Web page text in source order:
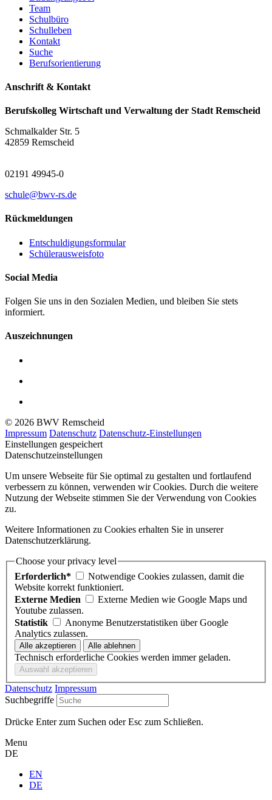
Team
Schulbüro
Schulleben
Kontakt
Suche
Berufsorientierung
Anschrift & Kontakt
Berufskolleg Wirtschaft und Verwaltung der Stadt Remscheid
Schmalkalder Str. 5
42859 Remscheid
02191 49945-0
schule@bwv-rs.de
Rückmeldungen
Entschuldigungsformular
Schülerausweisfoto
Social Media
Folgen Sie uns in den Sozialen Medien, und bleiben Sie stets
informiert.
Auszeichnungen
© 2026 BWV Remscheid
Impressum Datenschutz Datenschutz-Einstellungen
Einstellungen gespeichert
Datenschutzeinstellungen
Um unsere Webseite für Sie optimal zu gestalten und fortlaufend
verbessern zu können, verwenden wir Cookies. Durch die weitere
Nutzung der Webseite stimmen Sie der Verwendung von Cookies
zu.
Weitere Informationen zu Cookies erhalten Sie in unserer
Datenschutzerklärung.
Choose your privacy level
Erforderlich*
Notwendige Cookies zulassen, damit die
Website korrekt funktioniert.
Externe Medien
Externe Medien wie Google Maps und
Youtube zulassen.
Statistik
Anonyme Benutzerstatistiken über Google
Analytics zulassen.
Technisch erforderliche Cookies werden immer geladen.
Datenschutz Impressum
Suchbegriffe
Drücke Enter zum Suchen oder Esc zum Schließen.
Menu
DE
EN
DE